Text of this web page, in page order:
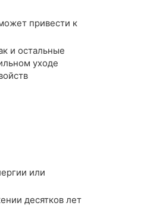
привести к
и остальные
уходе
или
десятков лет